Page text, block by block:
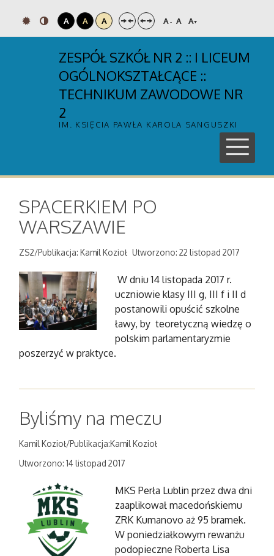
A A A A- A A+
ZESPÓŁ SZKÓŁ NR 2 :: I LICEUM
OGÓLNOKSZTAŁCĄCE ::
TECHNIKUM ZAWODOWE NR
2
IM. KSIĘCIA PAWŁA KAROLA SANGUSZKI
SPACERKIEM PO
WARSZAWIE
ZS2/Publikacja: Kamil Kozioł Utworzono: 22 listopad 2017
W dniu 14 listopada 2017 r.
uczniowie klasy III g, III f i II d
postanowili opuścić szkolne
ławy, by teoretyczną wiedzę o
polskim parlamentaryzmie
poszerzyć w praktyce.
Byliśmy na meczu
Kamil Kozioł/Publikacja:Kamil Kozioł
Utworzono: 14 listopad 2017
MKS Perła Lublin przez dwa dni
zaaplikował macedońskiemu
ZRK Kumanovo aż 95 bramek.
W poniedziałkowym rewanżu
podopieczne Roberta Lisa